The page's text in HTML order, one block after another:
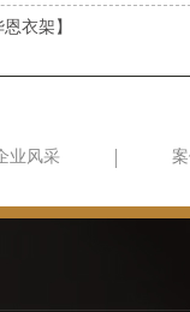
衣架】
业风采